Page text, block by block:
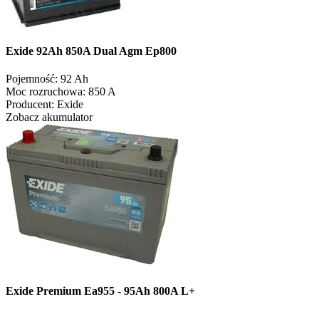
Exide 92Ah 850A Dual Agm Ep800
Pojemność: 92 Ah
Moc rozruchowa: 850 A
Producent: Exide
Zobacz akumulator
Exide Premium Ea955 - 95Ah 800A L+